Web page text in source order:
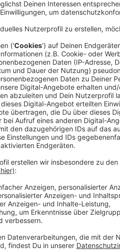
Plus 27 Prozent bei den
mittlerweile 16 Prozent
auch Discounter die Preise
Zeit ist, über den
Expertin eingeholt.
Anzeige
Das empfiehlt
Was selbstverständlich
Niemann, Gärtnerin aus
müssen zwar etwas mehr
schönen roten Früchten
aber einen Balkonkasten.
kleine Paprika selbst